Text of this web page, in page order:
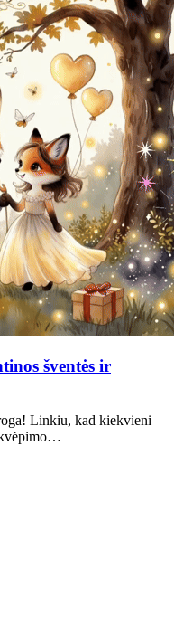
šventės ir
Linkiu, kad kiekvieni